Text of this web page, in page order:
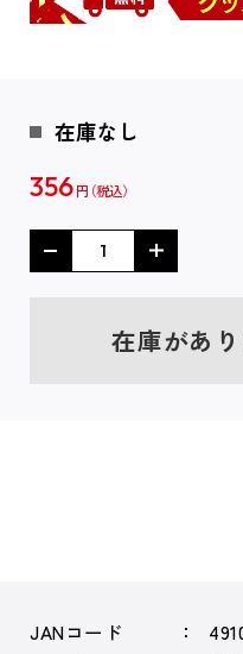
在庫なし
356 円
在庫があ
JANコード